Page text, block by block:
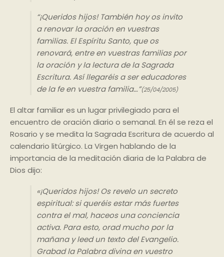
“¡Queridos hijos! También hoy os invito
a renovar la oración en vuestras
familias. El Espíritu Santo, que os
renovará, entre en vuestras familias por
la oración y la lectura de la Sagrada
Escritura. Así llegaréis a ser educadores
de la fe en vuestra familia…”(25/04/2005)
El altar familiar es un lugar privilegiado para el
encuentro de oración diario o semanal. En él se reza el
Rosario y se medita la Sagrada Escritura de acuerdo al
calendario litúrgico. La Virgen hablando de la
importancia de la meditación diaria de la Palabra de
Dios dijo:
«¡Queridos hijos! Os revelo un secreto
espiritual: si queréis estar más fuertes
contra el mal, haceos una conciencia
activa. Para esto, orad mucho por la
mañana y leed un texto del Evangelio.
Grabad la Palabra divina en vuestro